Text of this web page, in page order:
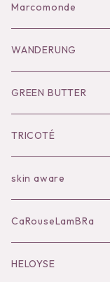
Bag
Goods
Socks
Shoes
Bilitis dix-sept ans
Goods
Salopette/All in one
Tutu
Inner
Outer
Bag
Accessories
Black series
Dress
Outer
Goods
Marcomonde
Socks
Goods
WANDERUNG
GREEN BUTTER
TRICOTÉ
skin aware
CaRouseLamBRa
HELOYSE